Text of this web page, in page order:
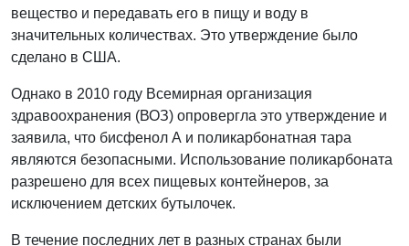
вещество и передавать его в пищу и воду в
значительных количествах. Это утверждение было
сделано в США.
Однако в 2010 году Всемирная организация
здравоохранения (ВОЗ) опровергла это утверждение и
заявила, что бисфенол А и поликарбонатная тара
являются безопасными. Использование поликарбоната
разрешено для всех пищевых контейнеров, за
исключением детских бутылочек.
В течение последних лет в разных странах были